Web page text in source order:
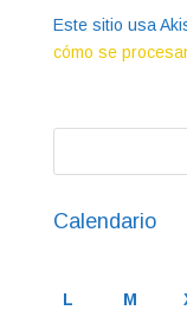
Este sitio usa
cómo se
Calendario
L M